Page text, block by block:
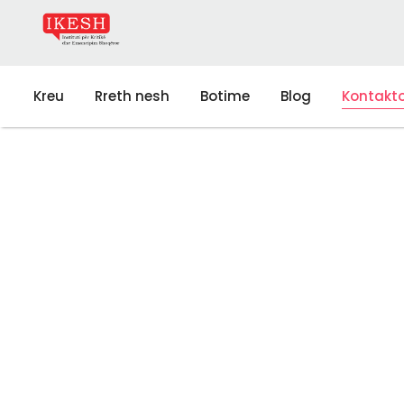
Kreu Rreth nesh Botime Blog